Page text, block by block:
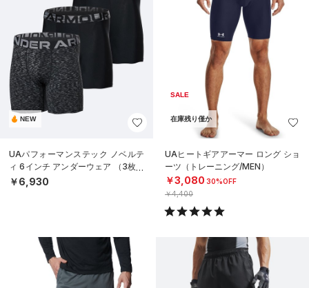
NEW
UAパフォーマンステック ノベルテ
ィ 6インチ アンダーウェア （3枚セ
ット）（トレーニング/MEN）
￥6,930
SALE
在庫残り僅か
UAヒートギアアーマー ロング ショ
ーツ（トレーニング/MEN）
￥3,080 30%OFF
￥4,400